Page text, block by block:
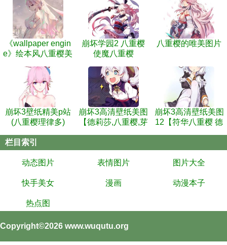
《wallpaper engin
e》绘本风八重樱美
崩坏学园2 八重樱
使魔八重樱
八重樱的唯美图片
崩坏3壁纸精美p站
(八重樱理律多)
崩坏3高清壁纸美图
【德莉莎,八重樱,芽
崩坏3高清壁纸美图
12【符华八重樱 德
栏目索引
动态图片 表情图片 图片大全
快手美女 漫画 动漫本子
热点图
Copyright©2026 www.wuqutu.org